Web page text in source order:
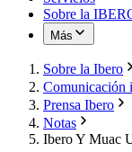
Sobre la
Más
Sobre la Ibero
Comunicación
Prensa Ibero
Notas
Ibero Y Muac